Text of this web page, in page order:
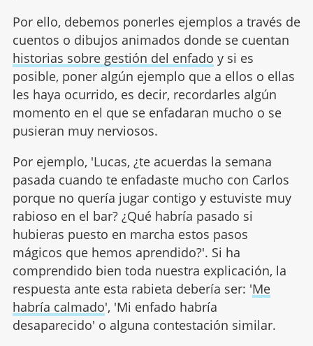
Por ello, debemos ponerles ejemplos a través de
cuentos o dibujos animados donde se cuentan
historias sobre gestión del enfado y si es
posible, poner algún ejemplo que a ellos o ellas
les haya ocurrido, es decir, recordarles algún
momento en el que se enfadaran mucho o se
pusieran muy nerviosos.
Por ejemplo, 'Lucas, ¿te acuerdas la semana
pasada cuando te enfadaste mucho con Carlos
porque no quería jugar contigo y estuviste muy
rabioso en el bar? ¿Qué habría pasado si
hubieras puesto en marcha estos pasos
mágicos que hemos aprendido?'. Si ha
comprendido bien toda nuestra explicación, la
respuesta ante esta rabieta debería ser: 'Me
habría calmado', 'Mi enfado habría
desaparecido' o alguna contestación similar.